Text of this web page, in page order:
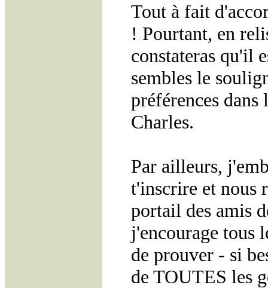
Tout à fait
! Pourtant, en
constateras qu'il
sembles le
préférences dans
Charles.
Par ailleurs,
t'inscrire et nous
portail des amis
j'encourage tous
de prouver - si
de TOUTES les